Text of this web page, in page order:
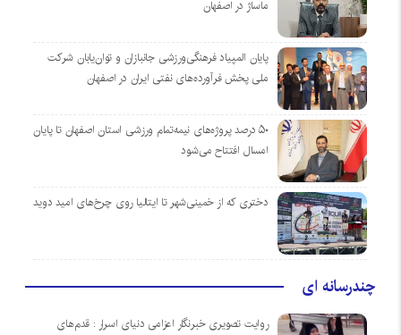
ماساژ در اصفهان
پایان المپیاد فرهنگی‌ورزشی جانبازان و توان‌یابان شرکت
ملی پخش فرآورده‌های نفتی ایران در اصفهان
۵۰ درصد پروژه‌های نیمه‌تمام ورزشی استان اصفهان تا پایان
امسال افتتاح می‌شود
دختری که از خمینی‌شهر تا ایتالیا روی چرخ‌های امید دوید
چندرسانه ای
روایت تصویری خبرنگار اعزامی دنیای اسرار : قدم‌های